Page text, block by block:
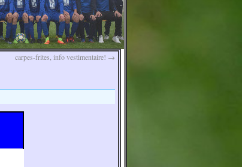
carpes-frites, info vestimentaire! →